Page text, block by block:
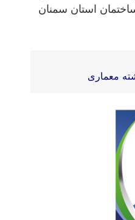
استان سمنان
معماری